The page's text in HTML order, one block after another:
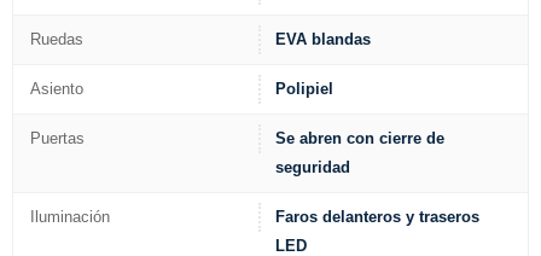
Ruedas EVA blandas
Asiento Polipiel
Puertas
Se abren con cierre de
seguridad
Iluminación
Faros delanteros y traseros
LED